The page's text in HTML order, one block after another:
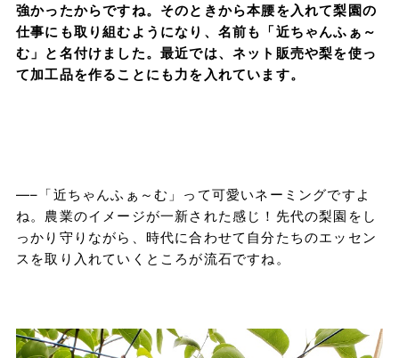
強かったからですね。そのときから本腰を入れて梨園の
仕事にも取り組むようになり、名前も「近ちゃんふぁ～
む」と名付けました。最近では、ネット販売や梨を使っ
て加工品を作ることにも力を入れています。
—–「近ちゃんふぁ～む」って可愛いネーミングですよ
ね。農業のイメージが一新された感じ！先代の梨園をし
っかり守りながら、時代に合わせて自分たちのエッセン
スを取り入れていくところが流石ですね。